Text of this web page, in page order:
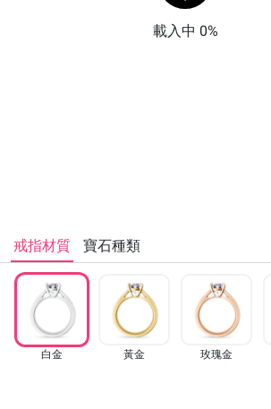
載入中 0%
戒指材質 寶石種類
白金 黃金 玫瑰金